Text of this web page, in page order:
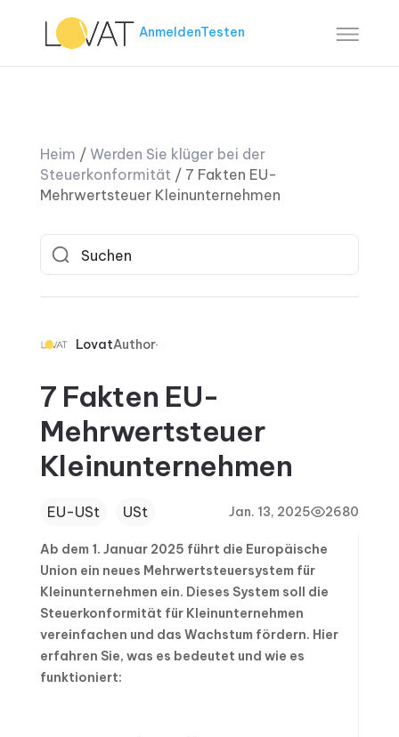
AnmeldenTesten
Heim / Werden Sie klüger bei der
Steuerkonformität/ 7 Fakten EU-
Mehrwertsteuer Kleinunternehmen
LovatAuthor
7 Fakten EU-
Mehrwertsteuer
Kleinunternehmen
EU-USt USt Jan. 13, 2025 2680
Ab dem 1. Januar 2025 führt die Europäische
Union ein neues Mehrwertsteuersystem für
Kleinunternehmen ein. Dieses System soll die
Steuerkonformität für Kleinunternehmen
vereinfachen und das Wachstum fördern. Hier
erfahren Sie, was es bedeutet und wie es
funktioniert: